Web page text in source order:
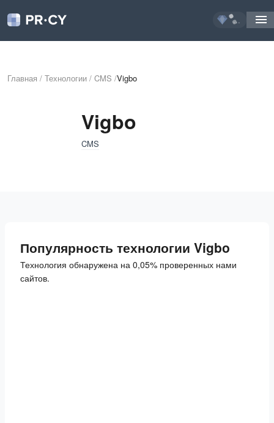
...
Главная / Технологии / CMS /Vigbo
Vigbo
CMS
Популярность технологии Vigbo
Технология обнаружена на 0,05% проверенных нами
сайтов.